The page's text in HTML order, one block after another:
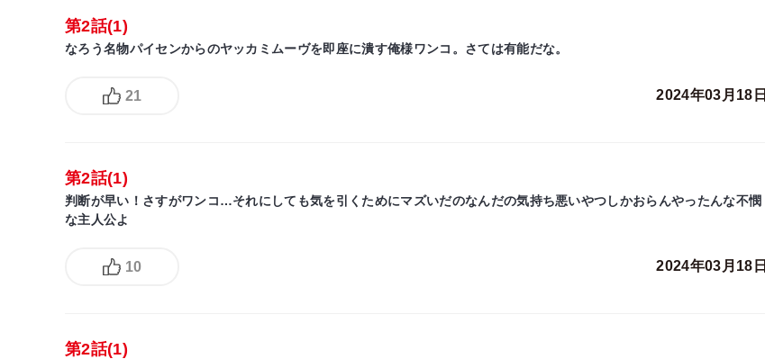
第2話(1)
なろう名物パイセンからのヤッカミムーヴを即座に潰す俺様ワンコ。さては有能だな。
21 2024年03月18日
第2話(1)
判断が早い！さすがワンコ…それにしても気を引くためにマズいだのなんだの気持ち悪いやつしかおらんやったんな不憫
な主人公よ
10 2024年03月18日
第2話(1)